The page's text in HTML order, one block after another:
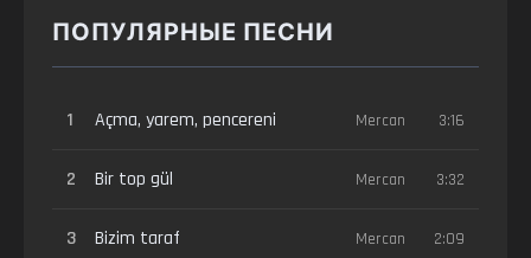
ПОПУЛЯРНЫЕ ПЕСНИ
1 Açma, yarem, pencereni Mercan 3:16
2 Bir top gül Mercan 3:32
3 Bizim taraf Mercan 2:09